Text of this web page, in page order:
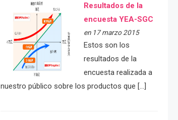
Resultados de la
encuesta YEA-SGC
en 17 marzo 2015
Estos son los
resultados de la
encuesta realizada a
nuestro público sobre los productos que […]